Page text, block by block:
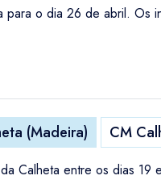
para o dia 26 de abril. Os
(Madeira) CM
Calheta entre os dias 19